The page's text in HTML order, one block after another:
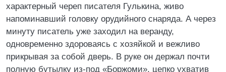
характерный череп писателя Гулькина, живо
напоминавший головку орудийного снаряда. А через
минуту писатель уже заходил на веранду,
одновременно здороваясь с хозяйкой и вежливо
прикрывая за собой дверь. В руке он держал почти
полную бутылку из-под «Боржоми», цепко ухватив